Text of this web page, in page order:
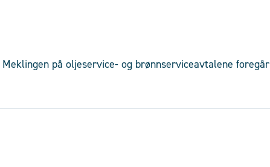
Meklingen på oljeservice- og brønnserviceavtalene foregår